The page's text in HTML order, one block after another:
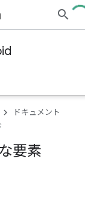
ドキュメント
要素